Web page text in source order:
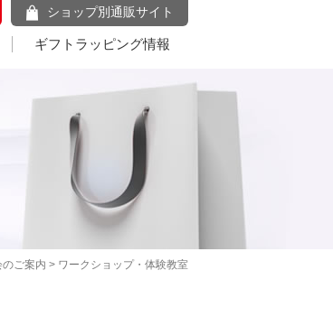
ショップ別通販サイト
ギフトラッピング情報
ご案内 > ワークショップ・体験教室